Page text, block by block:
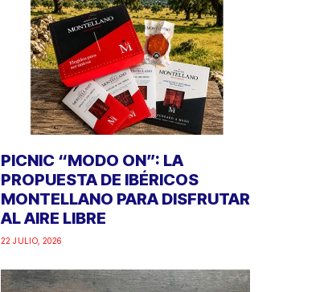
PICNIC “MODO ON”: LA
PROPUESTA DE IBÉRICOS
MONTELLANO PARA DISFRUTAR
AL AIRE LIBRE
22 JULIO, 2026